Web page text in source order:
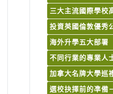
三大主流國際學校
投資英國倫敦優秀
海外升學五大部署
不同行業的專業人
加拿大名牌大學巡
選校抉擇前的凖備